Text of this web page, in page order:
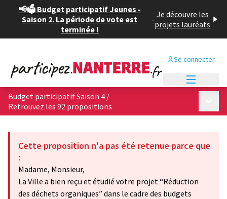
📢🗳️ Budget participatif Jeunes -
Saison 2. La période de vote est
terminée !
- Je découvre les
projets lauréats
Se connecter
Budget participatif Saison 4 /
Retrouvez les 92 propositions
Cette proposition n'a pas été retenue parce que
:
Madame, Monsieur,
La Ville a bien reçu et étudié votre projet “Réduction
des déchets organiques” dans le cadre des budgets